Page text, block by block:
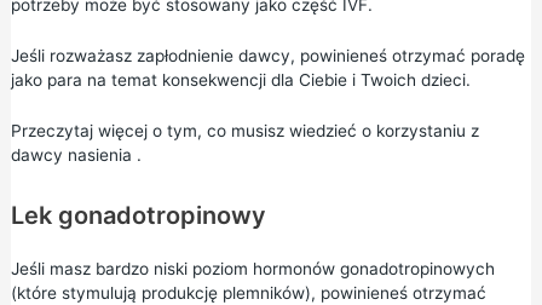
potrzeby może być stosowany jako część IVF.
Jeśli rozważasz zapłodnienie dawcy, powinieneś otrzymać poradę
jako para na temat konsekwencji dla Ciebie i Twoich dzieci.
Przeczytaj więcej o tym, co musisz wiedzieć o korzystaniu z
dawcy nasienia .
Lek gonadotropinowy
Jeśli masz bardzo niski poziom hormonów gonadotropinowych
(które stymulują produkcję plemników), powinieneś otrzymać